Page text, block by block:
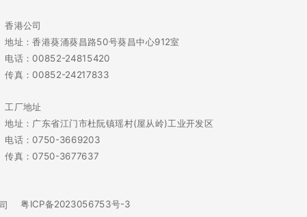
香港公司
地址：香港葵涌葵昌路50号葵昌中心912室
电话：00852-24815420
传真：00852-24217833
工厂地址
地址：广东省江门市杜阮镇瑶村(屋从岭)工业开发区
电话：0750-3669203
传真：0750-3677637
粤ICP备2023056753号-3